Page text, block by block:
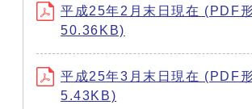
平成25年2月末日現在 (PDF形
50.36KB)
平成25年3月末日現在 (PDF形
5.43KB)